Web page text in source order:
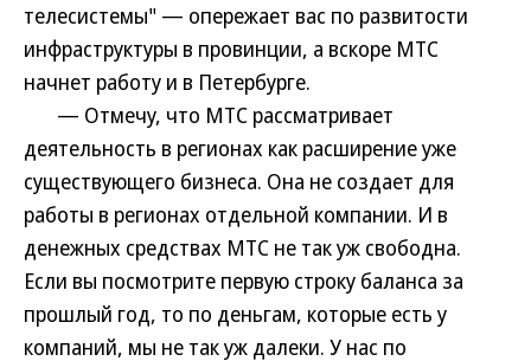
телесистемы" — опережает вас по развитости
инфраструктуры в провинции, а вскоре МТС
начнет работу и в Петербурге.
— Отмечу, что МТС рассматривает
деятельность в регионах как расширение уже
существующего бизнеса. Она не создает для
работы в регионах отдельной компании. И в
денежных средствах МТС не так уж свободна.
Если вы посмотрите первую строку баланса за
прошлый год, то по деньгам, которые есть у
компаний, мы не так уж далеки. У нас по